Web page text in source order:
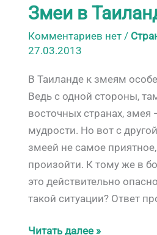
Змеи в
Комментариев нет /
27.03.2013
В Таиланде к змеям
Ведь с одной стороны,
восточных странах, змея
мудрости. Но вот с
змеей не самое
произойти. К тому же в
это действительно
такой ситуации? Ответ
Змеи
Читать далее »